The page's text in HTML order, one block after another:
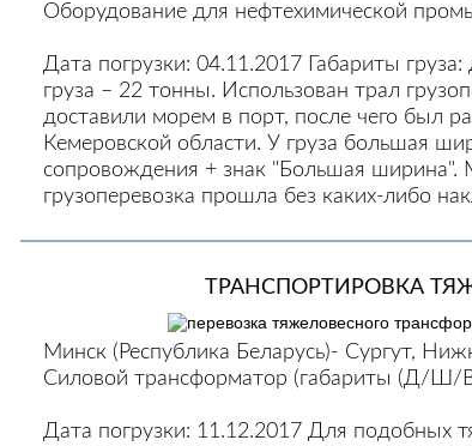
Оборудование для нефтехимической
Дата погрузки: 04.11.2017 Габариты
груза – 22 тонны. Использован трал
доставили морем в порт, после чего был
Кемеровской области. У груза большая
сопровождения + знак "Большая ширина".
грузоперевозка прошла без каких-либо
ТРАНСПОРТИРОВКА
Минск (Республика Беларусь)- Сургут,
Силовой трансформатор (габариты (Д/Ш/
Дата погрузки: 11.12.2017 Для подобных